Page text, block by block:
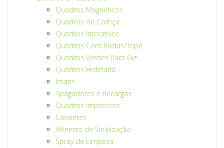
Quadros Magnéticos
Quadros de Cortiça
Quadros Interativos
Quadros Com Rodas/Tripé
Quadros Verdes Para Giz
Quadros Hotelaria
Imans
Apagadores e Recargas
Quadros Impressos
Cavaletes
Alfinetes de Sinalização
Spray de Limpeza